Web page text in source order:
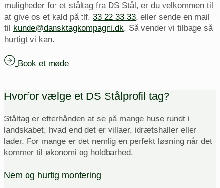
muligheder for et ståltag fra DS Stål, er du velkommen til
at give os et kald på tlf. 33 22 33 33, eller sende en mail
til kunde@dansktagkompagni.dk. Så vender vi tilbage så
hurtigt vi kan.
Book et møde
Hvorfor vælge et DS Stålprofil tag?
Ståltag er efterhånden at se på mange huse rundt i
landskabet, hvad end det er villaer, idrætshaller eller
lader. For mange er det nemlig en perfekt løsning når det
kommer til økonomi og holdbarhed.
Nem og hurtig montering